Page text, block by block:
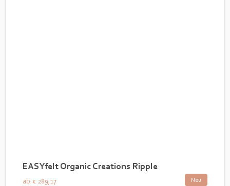
EASYfelt Organic Creations Ripple
Neu
ab € 289,17